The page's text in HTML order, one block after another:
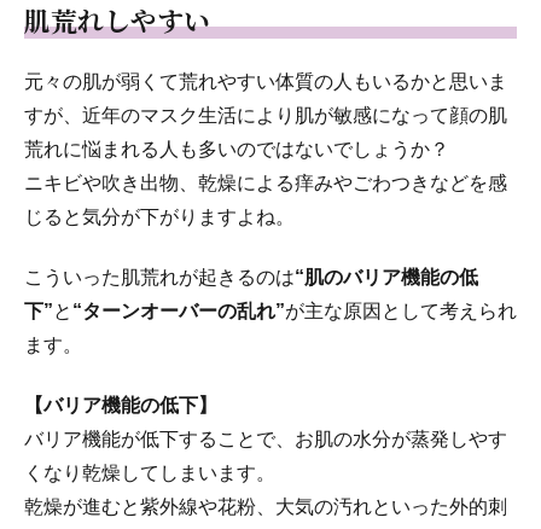
肌荒れしやすい
元々の肌が弱くて荒れやすい体質の人もいるかと思いま
すが、近年のマスク生活により肌が敏感になって顔の肌
荒れに悩まれる人も多いのではないでしょうか？
ニキビや吹き出物、乾燥による痒みやごわつきなどを感
じると気分が下がりますよね。
こういった肌荒れが起きるのは“肌のバリア機能の低
下”と “ターンオーバーの乱れ”が主な原因として考えられ
ます。
【バリア機能の低下】
バリア機能が低下することで、お肌の水分が蒸発しやす
くなり乾燥してしまいます。
乾燥が進むと紫外線や花粉、大気の汚れといった外的刺